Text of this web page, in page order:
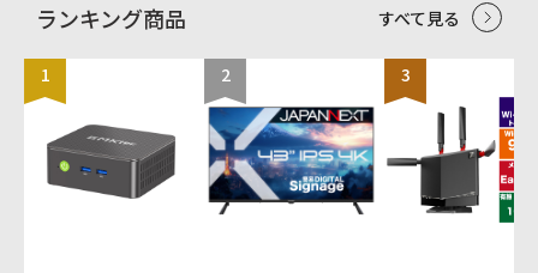
365 Basic（1年無料版） 本体インターフ
USB-C × 2:（充電 / データ転送 /
DisplayPort2.1） 画面サイズ：13インチ
タッチ機能：10 ポイント マルチタッチ 画
面解像度： 2880x1920 Wi-Fi(無線LAN)：
Wi-Fi 7 (11be) Bluetooth：Bluetooth5.4
WEBカメラ：フル HD フロント Surface
Studio カメラ マイク：○ 重量：895g 幅x
高さx奥行：287x9.3x209 mm カラー：プ
ご返金対応いたします。 〇
す。 ※動作確認項目 ・電源・アクティ
ベーションチェック ・WI-FI、Bluetooth
・スピーカー ・カメラ（外部、イン
カメラ、FaceID） ・液晶、タッチ操作
・OSアップデート（ios26以上） ・電
源、ボリューム、サイレントスイッチ ・
初期化してお渡しいたします。 ・ご利用の
際は、充電を行ってからご利用ください。
お届け時のバッテリー残量に関しては保証
ランキング商品 すべて見る
1 2 3